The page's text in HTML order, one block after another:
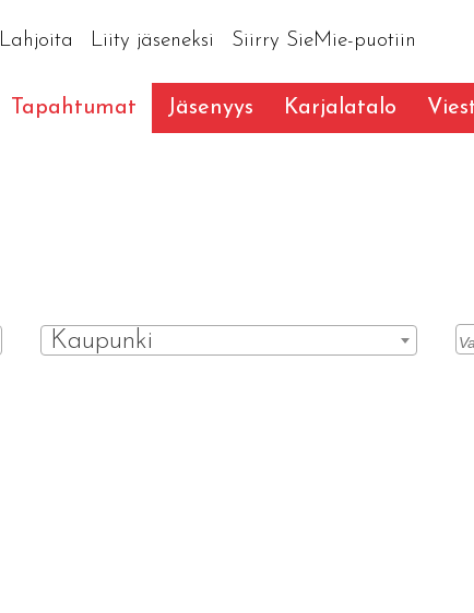
Lahjoita Liity jäseneksi Siirry SieMie-puotiin
Tapahtumat Jäsenyys Karjalatalo
Kaupunki